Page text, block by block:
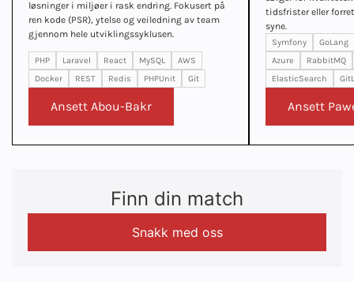
løsninger i miljøer i rask endring. Fokusert på
ren kode (PSR), ytelse og veiledning av team
gjennom hele utviklingssyklusen.
PHP Laravel React MySQL
AWS
Docker
REST Redis PHPUnit Git
Ansett Abou-Bakr
tidsfrister eller
syne.
Symfony
GoLang
Azure
RabbitMQ
ElasticSearch
Ansett
Finn din match
Snakk med oss